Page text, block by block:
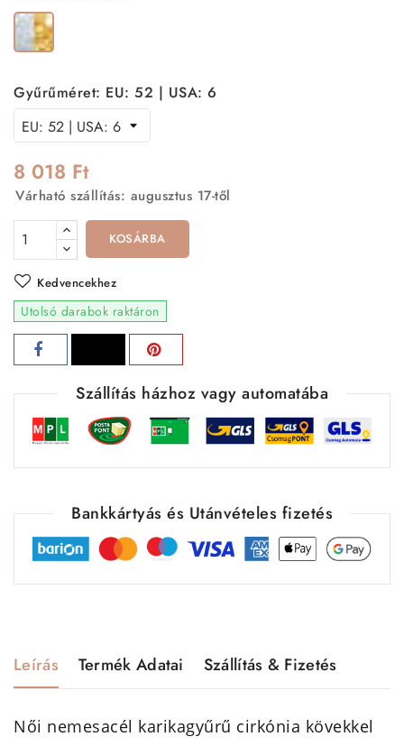
Arany-
Ezüst
Gyűrűméret: EU: 52 | USA: 6
8 018 Ft
Várható szállítás: augusztus 17-től
KOSÁRBA
Kedvencekhez
Utolsó darabok raktáron
Szállítás házhoz vagy automatába
Bankkártyás és Utánvételes fizetés
Leírás Termék Adatai Szállítás & Fizetés
Női nemesacél karikagyűrű cirkónia kövekkel